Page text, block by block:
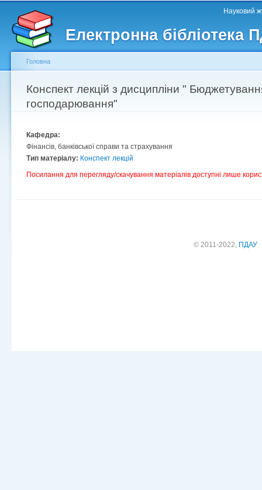
Електронна бібліотека
Головне меню Науковий
Другорядне меню
Ви є тут
Головна
Конспект лекцій з дисципліни "
господарювання"
Кафедра:
Фінансів, банківської справи та страхування
Тип матеріалу: Конспект лекцій
Посилання для перегляду/скачування матеріалів доступні лише
© 2011-2022, ПДАУ